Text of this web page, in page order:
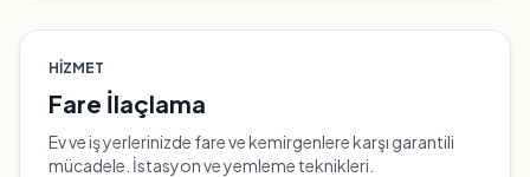
HIZMET
Fare İlaçlama
Ev ve iş yerlerinizde fare ve kemirgenlere karşı garantili
mücadele. İstasyon ve yemleme teknikleri.